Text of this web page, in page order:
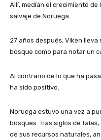
Allí, medían el crecimiento
salvaje de Noruega.
27 años después, Viken
bosque como para notar un
Al contrario de lo que ha
ha sido positivo.
Noruega estuvo una vez a
bosques. Tras siglos de
de sus recursos naturales,